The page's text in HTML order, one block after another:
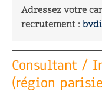
Adressez votre
recrutement :
Consultant /
(région